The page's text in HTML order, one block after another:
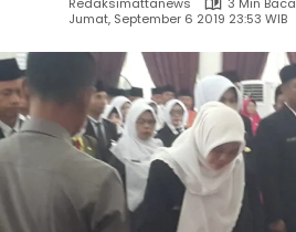
Jumat, September 6 2019 23:53 WIB